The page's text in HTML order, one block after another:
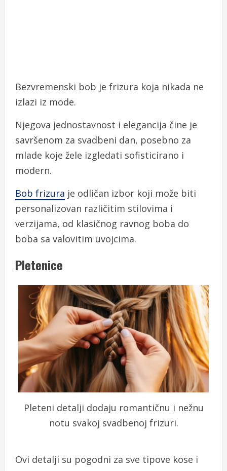
Bezvremenski bob je frizura koja nikada ne
izlazi iz mode.
Njegova jednostavnost i elegancija čine je
savršenom za svadbeni dan, posebno za
mlade koje žele izgledati sofisticirano i
modern.
Bob frizura je odličan izbor koji može biti
personalizovan različitim stilovima i
verzijama, od klasičnog ravnog boba do
boba sa valovitim uvojcima.
Pletenice
Pleteni detalji dodaju romantičnu i nežnu
notu svakoj svadbenoj frizuri.
Ovi detalji su pogodni za sve tipove kose i